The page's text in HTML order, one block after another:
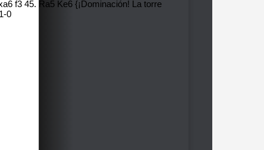
f3 45. Ra5 Ke6 {¡Dominación! La torre
0